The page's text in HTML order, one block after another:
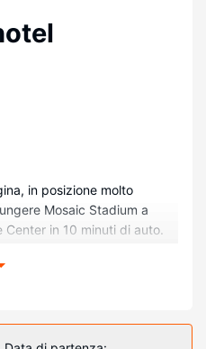
in posizione molto
Mosaic Stadium a
Center in 10 minuti di auto.
con aria condizionata
e TV a schermo